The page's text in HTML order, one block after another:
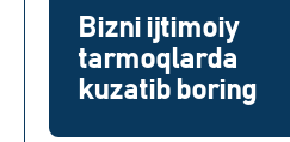
Bizni ijtimoiy
tarmoqlarda
kuzatib boring